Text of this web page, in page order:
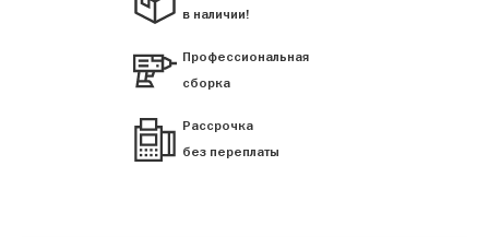
в наличии!
Профессиональная
сборка
Рассрочка
без переплаты